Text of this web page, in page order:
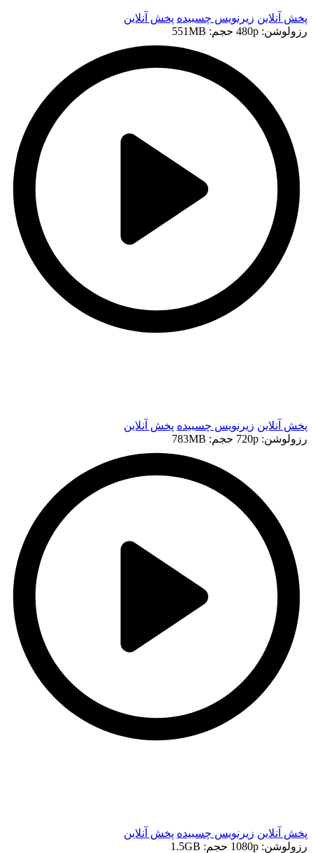
پخش آنلاین زیرنویس چسبیده پخش آنلاین
رزولوشن: 480p
حجم: 551MB
پخش آنلاین زیرنویس چسبیده پخش آنلاین
رزولوشن: 720p
حجم: 783MB
پخش آنلاین زیرنویس چسبیده پخش آنلاین
رزولوشن: 1080p
حجم: 1.5GB